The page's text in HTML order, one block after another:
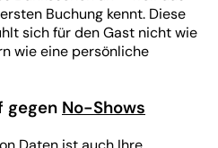
Buchung kennt. Diese
sich für den Gast nicht wie
wie eine persönliche
gegen No-Shows